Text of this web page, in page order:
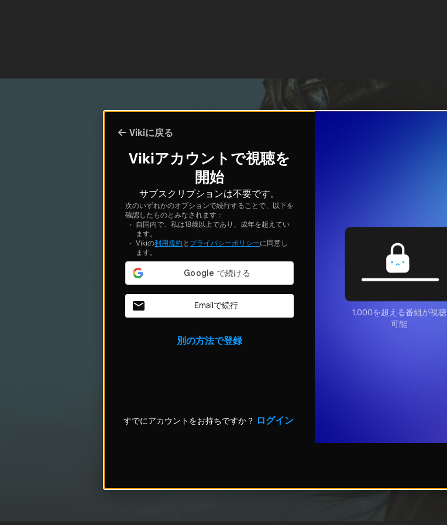
Vikiに戻る
Vikiアカウントで視聴を
開始
サブスクリプションは不要です。
次のいずれかのオプションで続行することで、以下を
確認したものとみなされます：
自国内で、私は18歳以上であり、成年を超えてい
ます。
Vikiの利用規約と プライバシーポリシーに同意し
ます。
Emailで続行
別の方法で登録
すでにアカウントをお持ちですか？ ログイン
1,000を超える番組が視聴
可能